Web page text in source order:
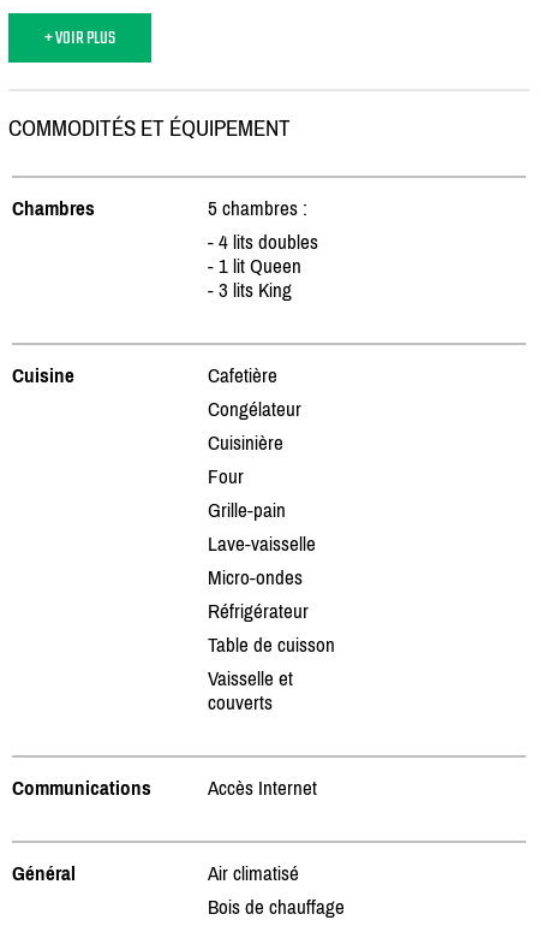
+ VOIR PLUS
COMMODITÉS ET ÉQUIPEMENT
Chambres
5 chambres :
- 4 lits doubles
- 1 lit Queen
- 3 lits King
Cuisine
Cafetière
Congélateur
Cuisinière
Four
Grille-pain
Lave-vaisselle
Micro-ondes
Réfrigérateur
Table de cuisson
Vaisselle et
couverts
Communications Accès Internet
Général
Air climatisé
Bois de chauffage